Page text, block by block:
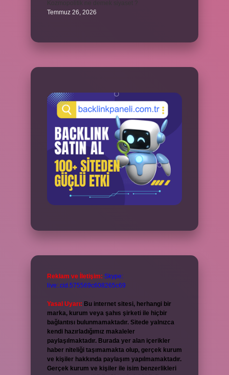
Temmuz 26, 2026
Reklam ve İletişim: Skype:
live:.cid.575569c608265c69
Yasal Uyarı: Bu internet sitesi, herhangi bir
marka, kurum veya şahıs şirketi ile hiçbir
bağlantısı bulunmamaktadır. Sitede yalnızca
kendi hazırladığımız makaleler
paylaşılmaktadır. Burada yer alan içerikler
haber niteliği taşımamakta olup, gerçek kurum
ve kişiler hakkında paylaşım yapılmamaktadır.
Gerçek kurum ve kişiler ile isim benzerlikleri